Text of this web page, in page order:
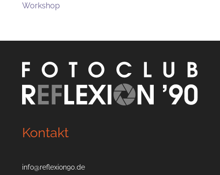
Workshop
Kontakt
info@reflexion90.de